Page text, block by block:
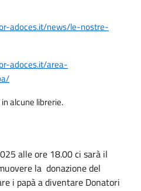
adoces.it/news/le-nostre-
adoces.it/area-
alcune librerie.
alle ore 18.00 ci sarà il
la donazione del
i papà a diventare Donatori